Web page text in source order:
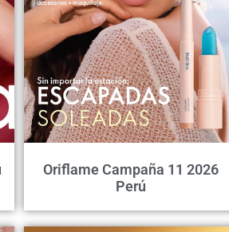
Oriflame Campaña 11 2026
Perú